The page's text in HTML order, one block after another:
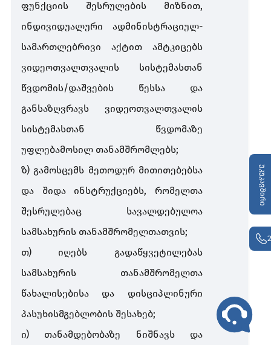
უკუკავშირი
ფუნქციის
შესრულების მიზნით,
ინდივიდუალური
ადმინისტრაციულ-
სამართლებრივი
აქტით
ამტკიცებს
ვიდეოთვალთვალის
სისტემასთან
წვდომის/დაშვების წესსა
და
განსაზღვრავს
ვიდეოთვალთვალის
სისტემასთან
წვდომაზე
უფლებამოსილ თანამშრომლებს;
ზ)გამოსცემს მეთოდურ მითითებებსა
და
შიდა ინსტრუქციებს, რომელთა
შესრულებაც
სავალდებულოა
სამსახურის თანამშრომელთათვის;
თ) იღებს
გადაწყვეტილებას
სამსახურის
თანამშრომელთა
წახალისებისა
და
დისციპლინური
პასუხისმგებლობის შესახებ;
ი) თანამდებობაზე ნიშნავს და